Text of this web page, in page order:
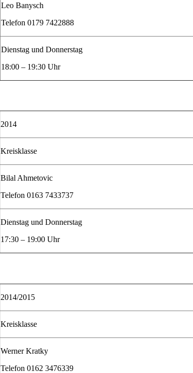
Leo Banysch
Telefon 0179 7422888
Dienstag und Donnerstag
18:00 – 19:30 Uhr
2014
Kreisklasse
Bilal Ahmetovic
Telefon 0163 7433737
Dienstag und Donnerstag
17:30 – 19:00 Uhr
2014/2015
Kreisklasse
Werner Kratky
Telefon 0162 3476339